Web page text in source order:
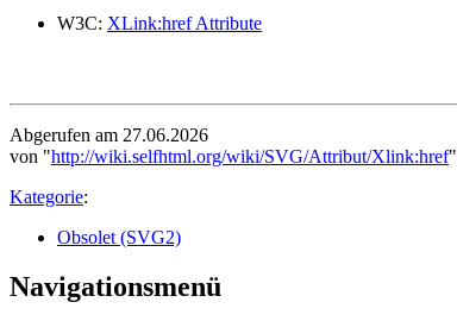
W3C: XLink:href Attribute
Abgerufen am 27.06.2026
von "http://wiki.selfhtml.org/wiki/SVG/Attribut/Xlink:href"
Kategorie:
Obsolet (SVG2)
Navigationsmenü